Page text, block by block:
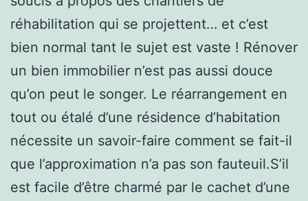
réhabilitation qui se projettent… et c’est
bien normal tant le sujet est vaste ! Rénover
un bien immobilier n’est pas aussi douce
qu’on peut le songer. Le réarrangement en
tout ou étalé d’une résidence d’habitation
nécessite un savoir-faire comment se fait-il
que l’approximation n’a pas son fauteuil.S’il
est facile d’être charmé par le cachet d’une